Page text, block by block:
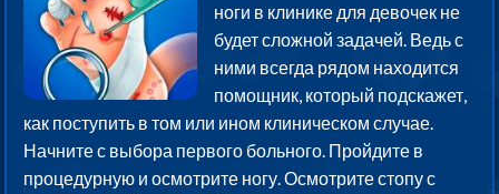
ноги в клинике для девочек не
будет сложной задачей. Ведь с
ними всегда рядом находится
помощник, который подскажет,
как поступить в том или ином клиническом случае.
Начните с выбора первого больного. Пройдите в
процедурную и осмотрите ногу. Осмотрите стопу с